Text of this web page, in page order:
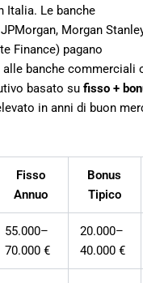
Italia. Le banche
Morgan
Finance) pagano
banche commerciali
basato su fisso +
in anni di buon
Fisso
Annuo
Bonus
Tipico
55.000–
70.000 €
20.000–
40.000 €